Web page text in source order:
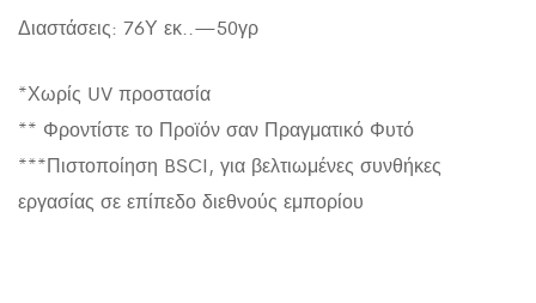
Διαστάσεις: 76Υ εκ..—50γρ
*Χωρίς UV προστασία
** Φροντίστε το Προϊόν σαν Πραγματικό Φυτό
***Πιστοποίηση BSCI, για βελτιωμένες συνθήκες
εργασίας σε επίπεδο διεθνούς εμπορίου